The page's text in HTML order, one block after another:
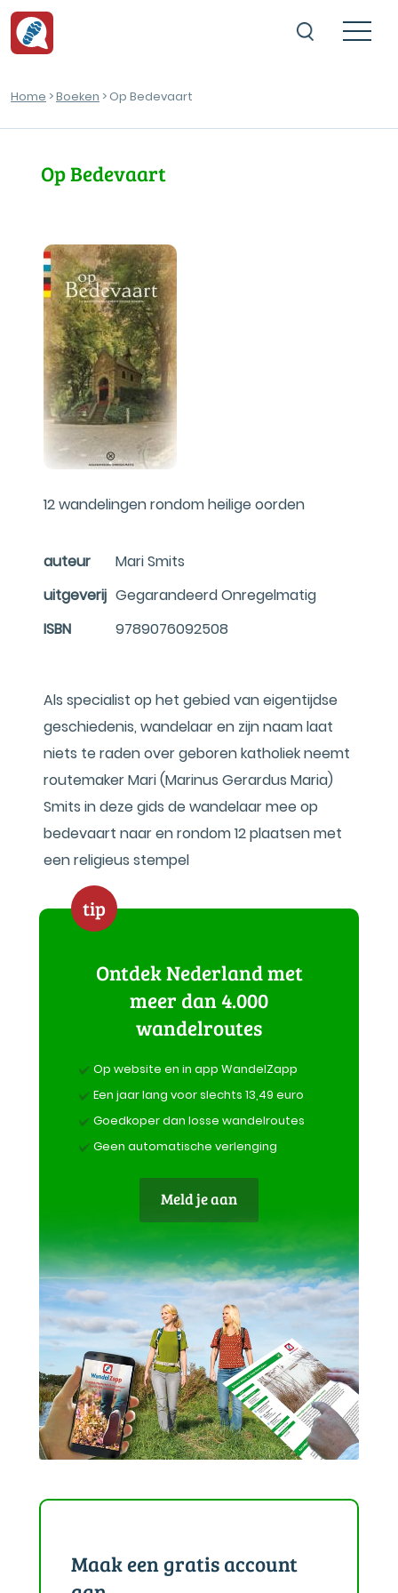
Home >Boeken > Op Bedevaart
Op Bedevaart
12 wandelingen rondom heilige oorden
auteur
Mari Smits
uitgeverij Gegarandeerd Onregelmatig
ISBN
9789076092508
Als specialist op het gebied van eigentijdse
geschiedenis, wandelaar en zijn naam laat
niets te raden over geboren katholiek neemt
routemaker Mari (Marinus Gerardus Maria)
Smits in deze gids de wandelaar mee op
bedevaart naar en rondom 12 plaatsen met
een religieus stempel
tip
Ontdek Nederland met
meer dan 4.000
wandelroutes
Op website en in app WandelZapp
Een jaar lang voor slechts 13,49 euro
Goedkoper dan losse wandelroutes
Geen automatische verlenging
Meld je aan
Maak een gratis account